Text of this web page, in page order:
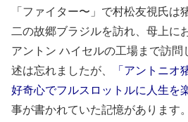
「ファイター〜」で村松友視氏は
二の故郷ブラジルを訪れ、母上に
アントン ハイセルの工場まで訪問
述は忘れましたが、
「アントニオ
好奇心でフルスロットルに人生を
事が書かれていた記憶があります